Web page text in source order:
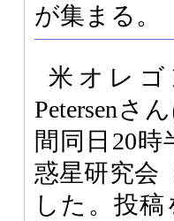
が集まる。
米オレゴ
Petersenさ
間同日20
惑星研究会
した。投